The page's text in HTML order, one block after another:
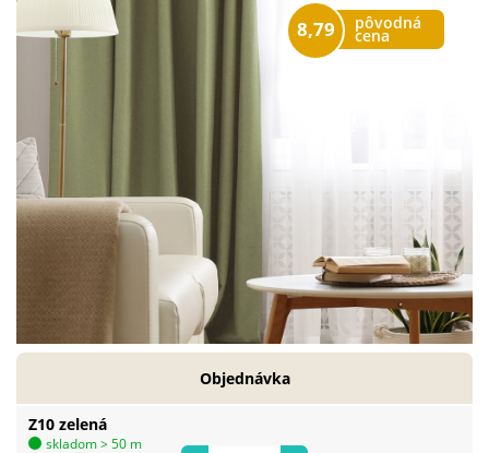
pôvodná
cena
8,79
Z10 zelená
skladom > 50 m
Objednávka